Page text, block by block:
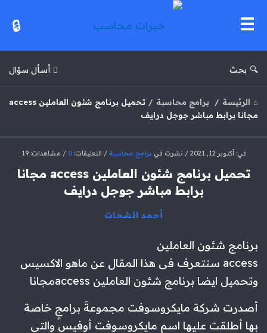
خبرات
محاسب
بحث أسأل سؤال
الرئيسة / برامج محاسبة /
تحميل برنامج شئون العاملين access
مجانا برابط مباشر جوجل درايف
خبرات
محاسب
في: أكتوبر 12, 2021 نشرت في برامج محاسبة التعليقات:0 مشاهدات: 19
تحميل برنامج شئون العاملين access مجانا
برابط مباشر جوجل درايف
أحمد الشحات
برنامج شئون العاملين
access سنتعرف فى هذا المقال عن ماهو الاكسيس
وتحميل ايضا برنامج شئون العاملين accessمجانا
أصدرت شركة مايكروسوفت مجموعةَ برامجٍ خاصة
بها أطلقت عليها اسم مايكروسوفت أوفيس والتي